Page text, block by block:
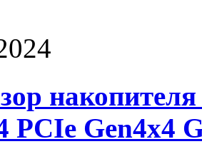
PCIe Gen4х4